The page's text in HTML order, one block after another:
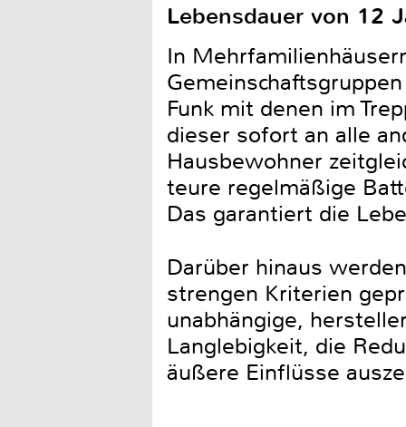
Lebensdauer von 12
In
Funk mit denen im
dieser sofort an alle
Hausbewohner
teure regelmäßige
Das garantiert die
Darüber hinaus
strengen Kriterien
unabhängige,
Langlebigkeit, die
äußere Einflüsse